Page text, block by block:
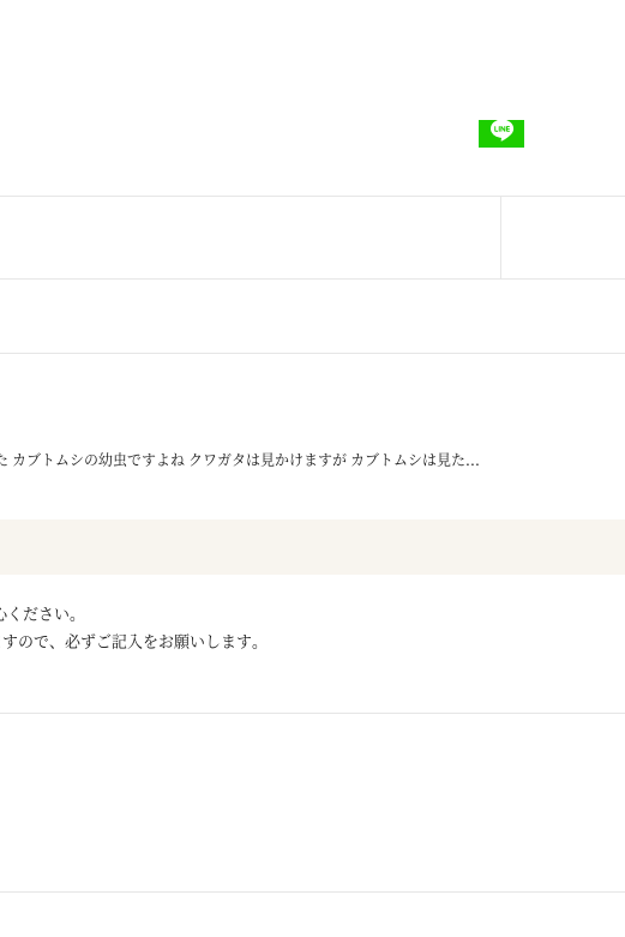
カブトムシの幼虫ですよね クワガタは見かけますが カブトムシは見た...
ださい。
ので、必ずご記入をお願いします。